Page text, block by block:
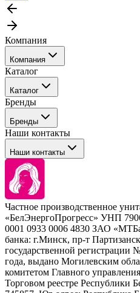
Компания
Компания
События
Покупателю
Каталог
Каталог
Профессиональные
Сервисные средства
Уход
Стайлинг
Брови и ресницы
Барберинг
Наборы
Расходные материалы
Бренды
Бренды
Tefia
Concept
Kezy
Barex
Sim Sensitive
Kebren
Selective Professional
White Line
Наши контакты
Наши контакты
+ 375 44 7233514
+ 375 29 1649505
info@krasabel.by
Офис: г. Минск, ул.
Частное производственное
«БелЭнергоПрогресс» УНП
0001 0933 0006 4830 ЗАО
банка: г.Минск, пр-т
государственной регистрации
года, выдано Могилевским
комитетом Главного
Торговом реестре Республики